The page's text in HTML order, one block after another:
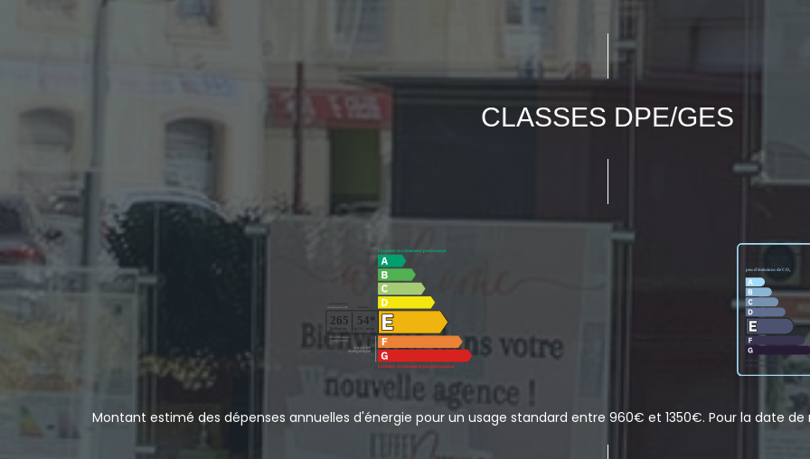
CLASSES DPE/GES
Montant estimé des dépenses annuelles d'énergie pour un usage standard entre 960€ et 1350€. Pour la date de